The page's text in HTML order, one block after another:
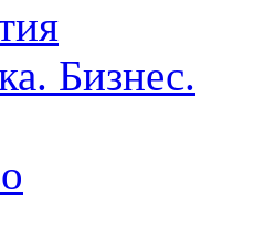
Бизнес.